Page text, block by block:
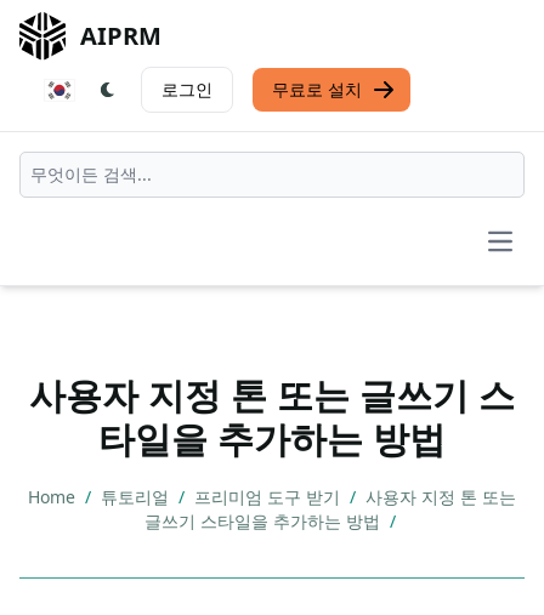
AIPRM
로그인 무료로 설치
사용자 지정 톤 또는 글쓰기 스
타일을 추가하는 방법
Home / 튜토리얼 / 프리미엄 도구 받기 / 사용자 지정 톤 또는
글쓰기 스타일을 추가하는 방법 /